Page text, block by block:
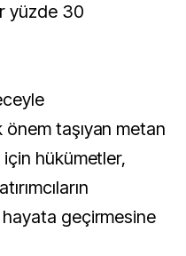
yüzde 30
önem taşıyan metan
için hükümetler,
geçirmesine